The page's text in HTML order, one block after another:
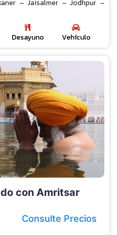
– Jaisalmer – Jodhpur –
Desayuno Vehículo
con Amritsar
Consulte Precios